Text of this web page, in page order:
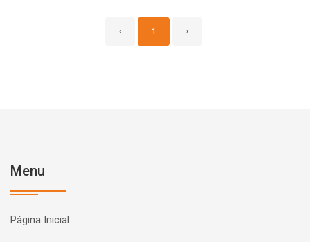
‹ 1 ›
Menu
Página Inicial